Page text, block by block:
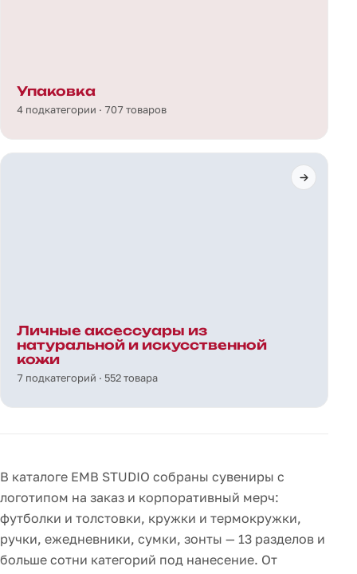
Упаковка
4 подкатегории · 707 товаров
Личные аксессуары из
натуральной и искусственной
кожи
7 подкатегорий · 552 товара
В каталоге EMB STUDIO собраны сувениры с
логотипом на заказ и корпоративный мерч:
футболки и толстовки, кружки и термокружки,
ручки, ежедневники, сумки, зонты — 13 разделов и
больше сотни категорий под нанесение. От